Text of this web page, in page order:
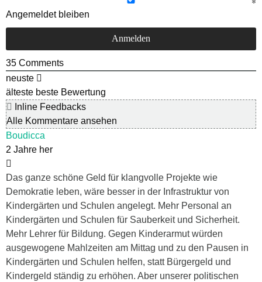
Angemeldet bleiben
35 Comments
neuste
älteste beste Bewertung
Inline Feedbacks
Alle Kommentare ansehen
Boudicca
2 Jahre her
Das ganze schöne Geld für klangvolle Projekte wie
Demokratie leben, wäre besser in der Infrastruktur von
Kindergärten und Schulen angelegt. Mehr Personal an
Kindergärten und Schulen für Sauberkeit und Sicherheit.
Mehr Lehrer für Bildung. Gegen Kinderarmut würden
ausgewogene Mahlzeiten am Mittag und zu den Pausen in
Kindergärten und Schulen helfen, statt Bürgergeld und
Kindergeld ständig zu erhöhen. Aber unserer politischen